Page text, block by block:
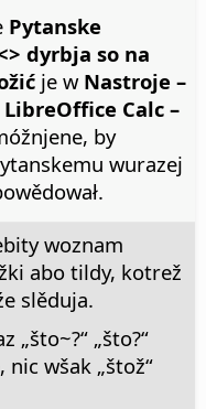
Pytanske
dyrbja so na
je w Nastroje –
Calc –
by
wurazej
woznam
abo tildy, kotrež
slěduja.
„što~?“ „što?“
wšak „štož“